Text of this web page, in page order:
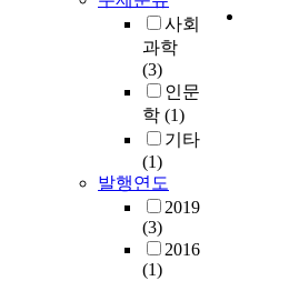
사회
과학
(3)
인문
학 (1)
기타
(1)
발행연도
2019
(3)
2016
(1)